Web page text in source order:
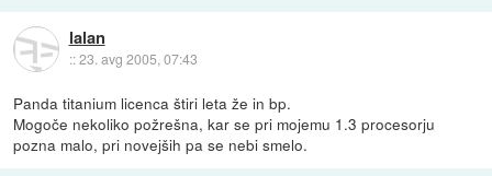
lalan
::23. avg 2005, 07:43
Panda titanium licenca štiri leta že in bp.
Mogoče nekoliko požrešna, kar se pri mojemu 1.3 procesorju
pozna malo, pri novejših pa se nebi smelo.